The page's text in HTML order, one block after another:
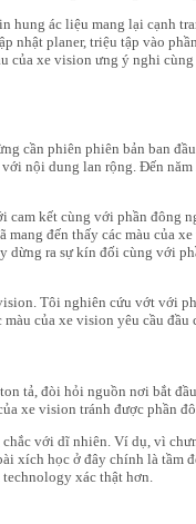
hung ác liệu mang lại cạnh
nhật planer, triệu tập vào
xe vision ưng ý nghi
cần phiên phiên bản ban
nội dung lan rộng. Đến
kết cùng với phần đông
đến thấy các màu của
ra sự kín đối cùng với
Tôi nghiên cứu vớt với
của xe vision yêu cầu
tả, đòi hỏi nguồn nơi bắt
xe vision tránh được phần
với dĩ nhiên. Ví dụ, vì
xích học ở đây chính là tầm
xác thật hơn.